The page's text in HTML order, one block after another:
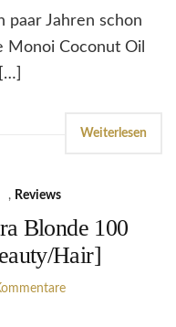
paar Jahren schon
Monoi Coconut Oil
Weiterlesen
, Reviews
Blonde 100
Hair]